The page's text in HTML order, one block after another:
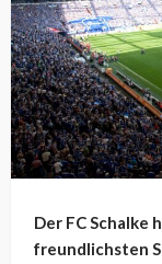
Der FC Schalke
freundlichsten